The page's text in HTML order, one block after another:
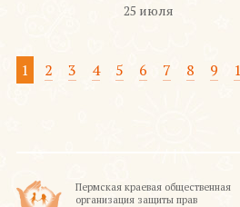
25 июля
1 2 3 4 5 6 7 8 9
Пермская краевая общественная
организация защиты прав